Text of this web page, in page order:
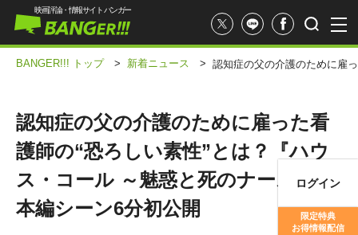
映画記事
映画評論・情報サイト バンガー
ログイン
限定特典
お得情報配信
BANGER!!! トップ > 新着ニュース > 認知症の父の介護のために雇
認知症の父の介護のために雇った看
護師の“恐ろしい素性”とは？『ハウ
ス・コール ～魅惑と死のナース～』
本編シーン6分初公開